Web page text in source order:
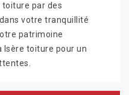
par des
votre tranquillité
patrimoine
Isère toiture pour un